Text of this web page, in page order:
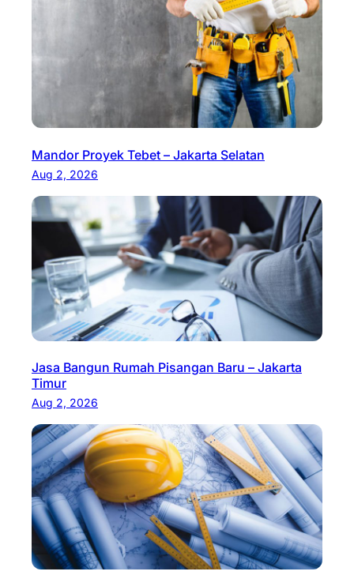
Mandor Proyek Tebet – Jakarta Selatan
Aug 2, 2026
Jasa Bangun Rumah Pisangan Baru – Jakarta
Timur
Aug 2, 2026